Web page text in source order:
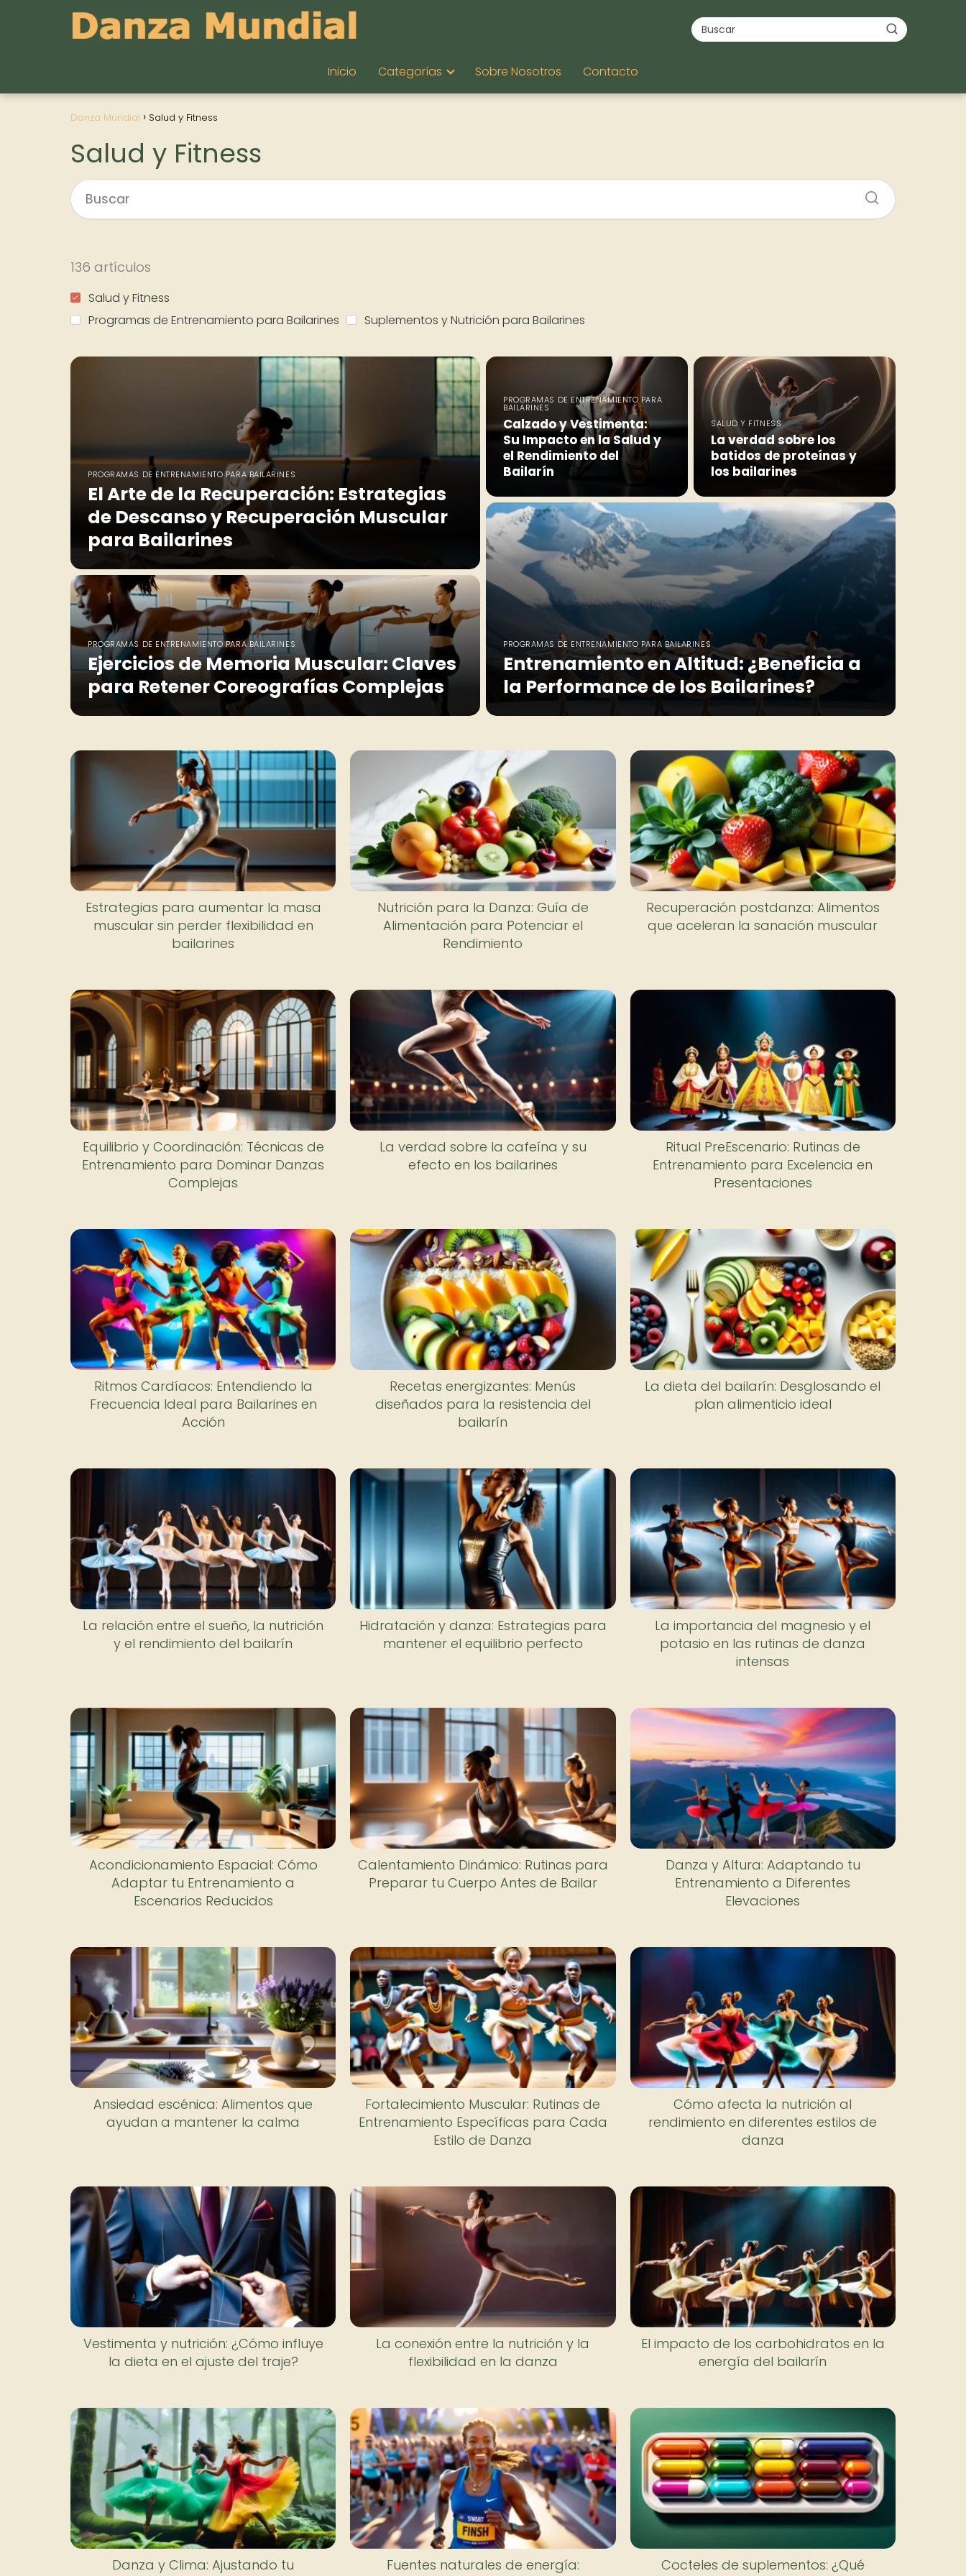
Inicio Categorías Sobre Nosotros Contacto
Danza Mundial Salud y Fitness
Salud y Fitness
136 artículos
Salud y Fitness
Programas de Entrenamiento para Bailarines
Suplementos y Nutrición para Bailarines
PROGRAMAS DE ENTRENAMIENTO PARA BAILARINES
El Arte de la Recuperación: Estrategias
de Descanso y Recuperación Muscular
para Bailarines
PROGRAMAS DE ENTRENAMIENTO PARA
BAILARINES
Calzado y Vestimenta:
Su Impacto en la Salud y
el Rendimiento del
Bailarín
PROGRAMAS DE ENTRENAMIENTO PARA BAILARINES
Ejercicios de Memoria Muscular: Claves
para Retener Coreografías Complejas
SALUD Y FITNESS
La verdad sobre los
batidos de proteínas y
los bailarines
PROGRAMAS DE ENTRENAMIENTO PARA BAILARINES
Entrenamiento en Altitud: ¿Beneficia a
la Performance de los Bailarines?
Estrategias para aumentar la masa
muscular sin perder flexibilidad en
bailarines
Nutrición para la Danza: Guía de
Alimentación para Potenciar el
Rendimiento
Recuperación postdanza: Alimentos
que aceleran la sanación muscular
Equilibrio y Coordinación: Técnicas de
Entrenamiento para Dominar Danzas
Complejas
La verdad sobre la cafeína y su
efecto en los bailarines
Ritual PreEscenario: Rutinas de
Entrenamiento para Excelencia en
Presentaciones
Ritmos Cardíacos: Entendiendo la
Frecuencia Ideal para Bailarines en
Acción
Recetas energizantes: Menús
diseñados para la resistencia del
bailarín
La dieta del bailarín: Desglosando el
plan alimenticio ideal
La relación entre el sueño, la nutrición
y el rendimiento del bailarín
Hidratación y danza: Estrategias para
mantener el equilibrio perfecto
La importancia del magnesio y el
potasio en las rutinas de danza
intensas
Acondicionamiento Espacial: Cómo
Adaptar tu Entrenamiento a
Escenarios Reducidos
Calentamiento Dinámico: Rutinas para
Preparar tu Cuerpo Antes de Bailar
Danza y Altura: Adaptando tu
Entrenamiento a Diferentes
Elevaciones
Ansiedad escénica: Alimentos que
ayudan a mantener la calma
Fortalecimiento Muscular: Rutinas de
Entrenamiento Específicas para Cada
Estilo de Danza
Cómo afecta la nutrición al
rendimiento en diferentes estilos de
danza
Vestimenta y nutrición: ¿Cómo influye
la dieta en el ajuste del traje?
La conexión entre la nutrición y la
flexibilidad en la danza
El impacto de los carbohidratos en la
energía del bailarín
Danza y Clima: Ajustando tu
Fuentes naturales de energía:
Cocteles de suplementos: ¿Qué